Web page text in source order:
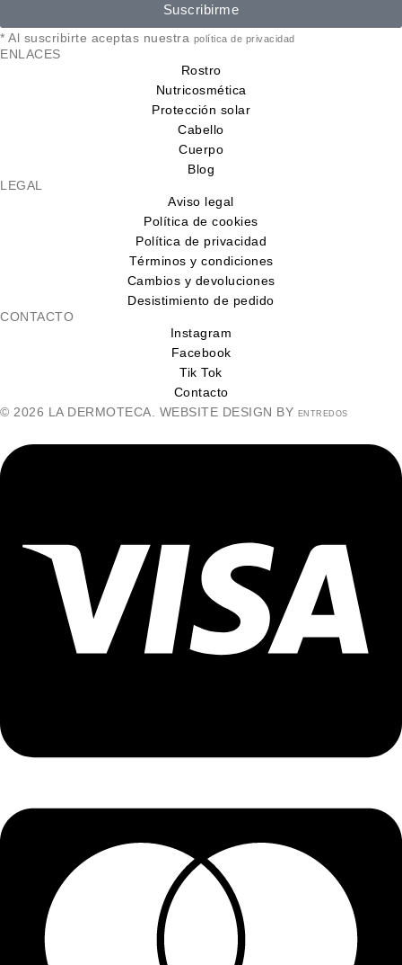
Suscribirme
* Al suscribirte aceptas nuestra política de privacidad
ENLACES
Rostro
Nutricosmética
Protección solar
Cabello
Cuerpo
Blog
LEGAL
Aviso legal
Política de cookies
Política de privacidad
Términos y condiciones
Cambios y devoluciones
Desistimiento de pedido
CONTACTO
Instagram
Facebook
Tik Tok
Contacto
© 2026 LA DERMOTECA. WEBSITE DESIGN BY ENTREDOS